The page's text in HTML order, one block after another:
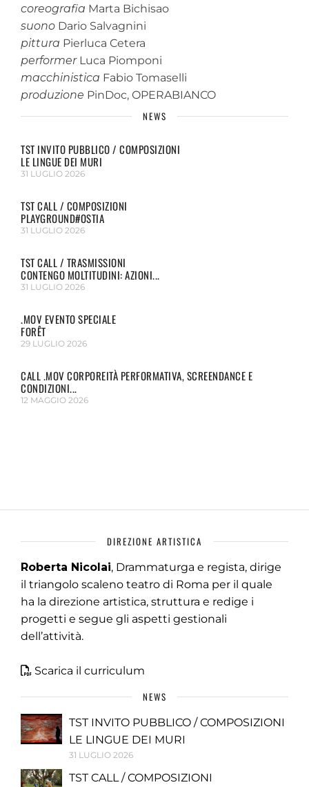
coreografia Marta Bichisao
suono Dario Salvagnini
pittura Pierluca Cetera
performerLuca Piomponi
macchinistica Fabio Tomaselli
produzione PinDoc, OPERABIANCO
NEWS
TST INVITO PUBBLICO / COMPOSIZIONI
LE LINGUE DEI MURI
31 LUGLIO 2026
TST CALL / COMPOSIZIONI
PLAYGROUND#OSTIA
31 LUGLIO 2026
TST CALL / TRASMISSIONI
CONTENGO MOLTITUDINI: AZIONI...
31 LUGLIO 2026
.MOV EVENTO SPECIALE
FORÊT
29 LUGLIO 2026
CALL .MOV CORPOREITÀ PERFORMATIVA, SCREENDANCE E
CONDIZIONI...
12 MAGGIO 2026
DIREZIONE ARTISTICA
Roberta Nicolai, Drammaturga e regista, dirige
il triangolo scaleno teatro di Roma per il quale
ha la direzione artistica, struttura e redige i
progetti e segue gli aspetti gestionali
dell’attività.
Scarica il curriculum
NEWS
TST INVITO PUBBLICO / COMPOSIZIONI
LE LINGUE DEI MURI
31 LUGLIO 2026
TST CALL / COMPOSIZIONI